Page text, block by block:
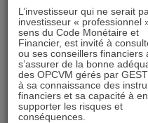
L’investisseur qui ne serait
investisseur « professionnel
sens du Code Monétaire et
Financier, est invité à
ou ses conseillers financiers
s’assurer de la bonne
des OPCVM gérés par
à sa connaissance des
financiers et sa capacité à en
supporter les risques et
conséquences.